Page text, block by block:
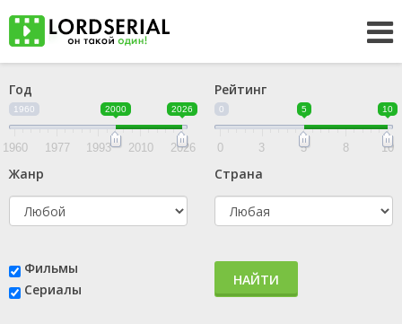
Год
1960 2000 2026
1960 1977 1993 2010 2026
Рейтинг
0 5 10
0 3 5 8 10
Жанр Страна
Фильмы
Сериалы
НАЙТИ